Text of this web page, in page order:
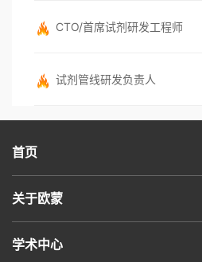
CTO/首席试剂研发工程师
试剂管线研发负责人
首页
关于欧蒙
学术中心